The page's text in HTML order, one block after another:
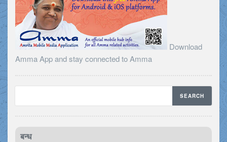
Download
Amma App and stay connected to Amma
बन्ध